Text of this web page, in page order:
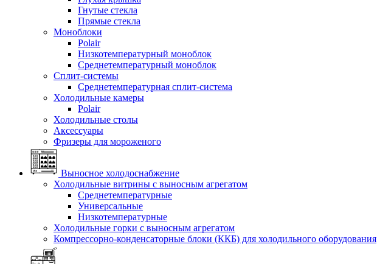
Гнутые стекла
Прямые стекла
Моноблоки
Polair
Низкотемпературный моноблок
Среднетемпературный моноблок
Сплит-системы
Среднетемпературная сплит-система
Холодильные камеры
Polair
Холодильные столы
Аксессуары
Фризеры для мороженого
Выносное холодоснабжение
Холодильные витрины с выносным агрегатом
Среднетемпературные
Универсальные
Низкотемпературные
Холодильные горки с выносным агрегатом
Компрессорно-конденсаторные блоки (ККБ) для холодильного оборудования